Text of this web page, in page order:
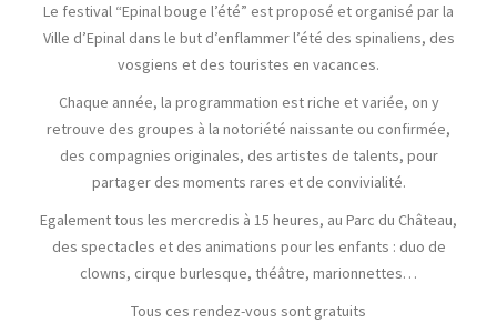
Le festival “Epinal bouge l’été” est proposé et organisé par la
Ville d’Epinal dans le but d’enflammer l’été des spinaliens, des
vosgiens et des touristes en vacances.
Chaque année, la programmation est riche et variée, on y
retrouve des groupes à la notoriété naissante ou confirmée,
des compagnies originales, des artistes de talents, pour
partager des moments rares et de convivialité.
Egalement tous les mercredis à 15 heures, au Parc du Château,
des spectacles et des animations pour les enfants : duo de
clowns, cirque burlesque, théâtre, marionnettes…
Tous ces rendez-vous sont gratuits